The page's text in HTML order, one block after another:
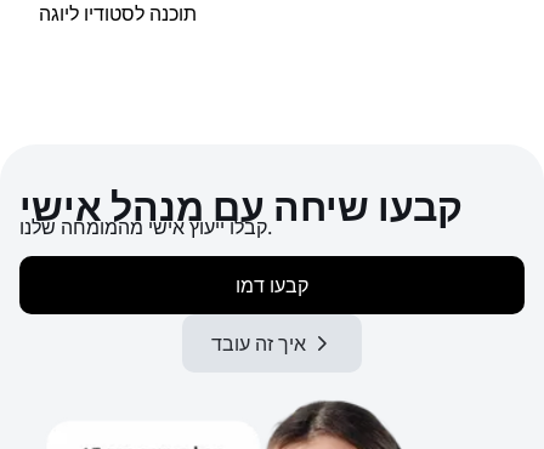
תוכנה לסטודיו ליוגה
קבעו שיחה עם מנהל אישי
קבלו ייעוץ אישי מהמומחה שלנו.
קבעו דמו
איך זה עובד